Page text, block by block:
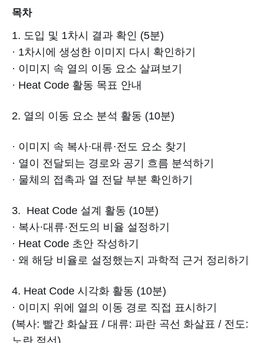
목차
1. 도입 및 1차시 결과 확인 (5분)
· 1차시에 생성한 이미지 다시 확인하기
· 이미지 속 열의 이동 요소 살펴보기
· Heat Code 활동 목표 안내
2. 열의 이동 요소 분석 활동 (10분)
· 이미지 속 복사·대류·전도 요소 찾기
· 열이 전달되는 경로와 공기 흐름 분석하기
· 물체의 접촉과 열 전달 부분 확인하기
3. Heat Code 설계 활동 (10분)
· 복사·대류·전도의 비율 설정하기
· Heat Code 초안 작성하기
· 왜 해당 비율로 설정했는지 과학적 근거 정리하기
4. Heat Code 시각화 활동 (10분)
· 이미지 위에 열의 이동 경로 직접 표시하기
(복사: 빨간 화살표 / 대류: 파란 곡선 화살표 / 전도:
노란 점선)